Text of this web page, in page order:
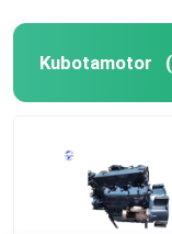
Kubotamotor